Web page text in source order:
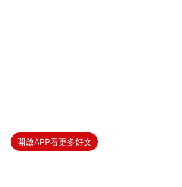
開啟APP看更多好文